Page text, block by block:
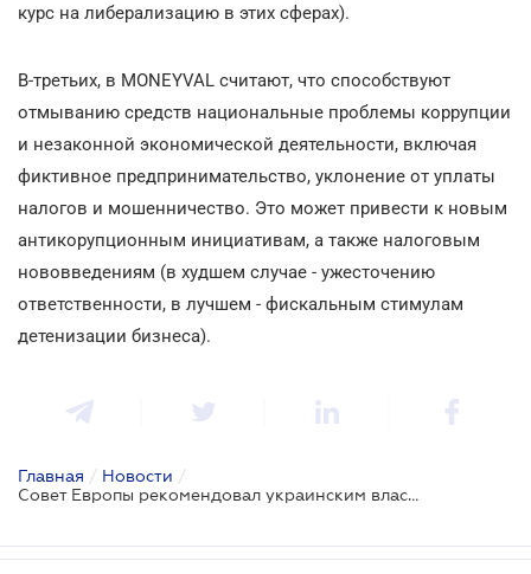
курс на либерализацию в этих сферах).
В-третьих, в MONEYVAL считают, что способствуют
отмыванию средств национальные проблемы коррупции
и незаконной экономической деятельности, включая
фиктивное предпринимательство, уклонение от уплаты
налогов и мошенничество. Это может привести к новым
антикорупционным инициативам, а также налоговым
нововведениям (в худшем случае - ужесточению
ответственности, в лучшем - фискальным стимулам
детенизации бизнеса).
Главная / Новости /
Совет Европы рекомендовал украинским властям усилить борьбу с отмыванием денег